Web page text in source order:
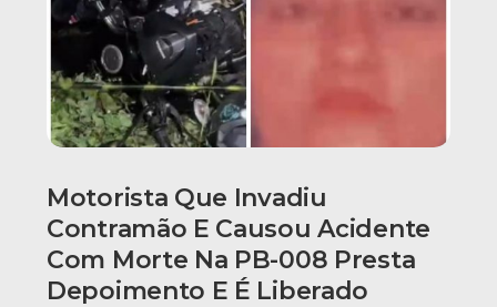
Motorista Que Invadiu
Contramão E Causou Acidente
Com Morte Na PB-008 Presta
Depoimento E É Liberado